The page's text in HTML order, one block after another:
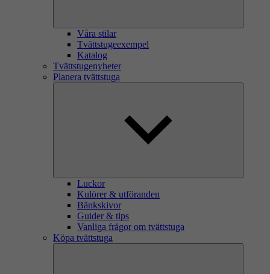
Våra stilar
Tvättstugeexempel
Katalog
Tvättstugenyheter
Planera tvättstuga
Luckor
Kulörer & utföranden
Bänkskivor
Guider & tips
Vanliga frågor om tvättstuga
Köpa tvättstuga